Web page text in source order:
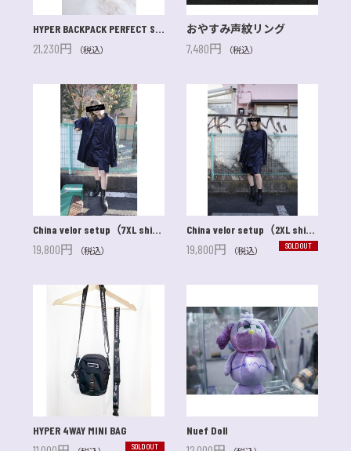
HYPER BACKPACK PERFECT SILVER
21,230円 （税込）
おやすみ声紋リング
7,480円 （税込）
China velor setup（7XL shirt）
19,800円 （税込）
China velor setup（2XL shirt）
19,800円 （税込） SOLD OUT
HYPER 4WAY MINI BAG
SOLD OUT
Nuef Doll